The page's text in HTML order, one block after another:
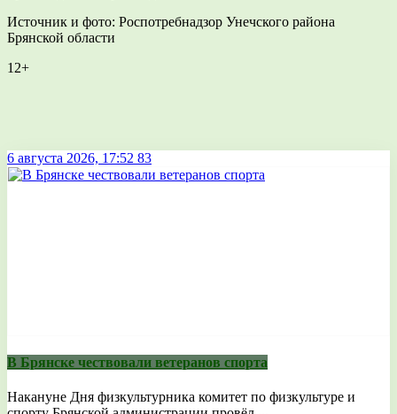
Источник и фото: Роспотребнадзор Унечского района
Брянской области
12+
6 августа 2026, 17:52 83
В Брянске чествовали ветеранов спорта
Накануне Дня физкультурника комитет по физкультуре и